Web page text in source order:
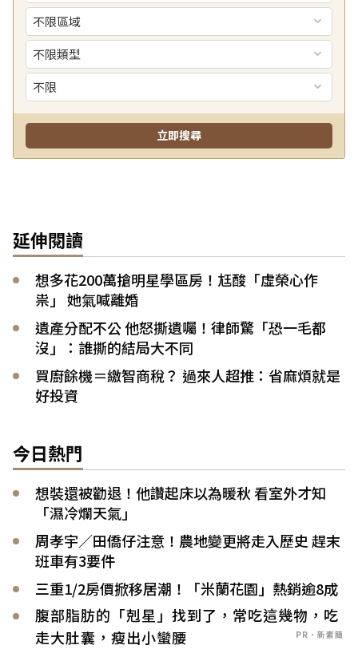
延伸閱讀
想多花200萬搶明星學區房！尪酸「虛榮心作
祟」 她氣喊離婚
遺產分配不公 他怒撕遺囑！律師驚「恐一毛都
沒」：誰撕的結局大不同
買廚餘機＝繳智商稅？ 過來人超推：省麻煩就是
好投資
今日熱門
想裝還被勸退！他讚起床以為暖秋 看室外才知
「濕冷爛天氣」
周孝宇／田僑仔注意！農地變更將走入歷史 趕末
班車有3要件
三重1/2房價掀移居潮！「米蘭花園」熱銷逾8成
腹部脂肪的「剋星」找到了，常吃這幾物，吃
走大肚囊，瘦出小蠻腰
PR．新素簡